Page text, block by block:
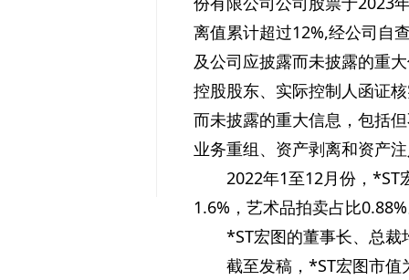
离值累计超过12%,经公司自
及公司应披露而未披露的重
控股股东、实际控制人函证
而未披露的重大信息，包括
业务重组、资产剥离和资产
2022年1至12月份，*ST
1.6%，艺术品拍卖占比
*ST宏图的董事长、总
截至发稿，*ST宏图市值